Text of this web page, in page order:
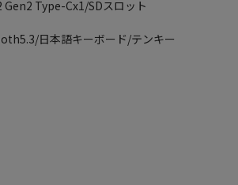
Gen2 Type-Cx1/SDスロット
日本語キーボード/テンキー